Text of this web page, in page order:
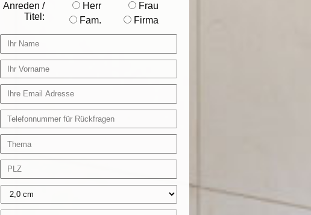
Anreden /
Titel:
Herr
Frau
Fam.
Firma